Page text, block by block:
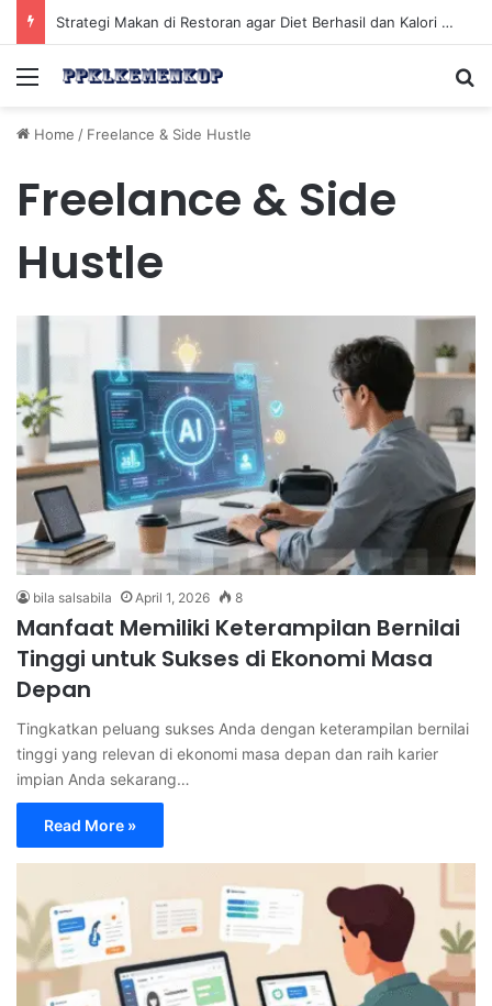
Strategi Makan di Restoran agar Diet Berhasil dan Kalori Tetap Terkontrol
Menu
Home / Freelance & Side Hustle
Freelance & Side
Hustle
bila salsabila April 1, 2026 8
Manfaat Memiliki Keterampilan Bernilai
Tinggi untuk Sukses di Ekonomi Masa
Depan
Tingkatkan peluang sukses Anda dengan keterampilan bernilai
tinggi yang relevan di ekonomi masa depan dan raih karier
impian Anda sekarang…
Read More »